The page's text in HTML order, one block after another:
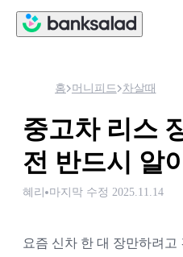
홈 머니피드 차살때
중고차 리스
전 반드시 알
혜리 마지막 수정 2025.11.14
요즘 신차 한 대 장만하려